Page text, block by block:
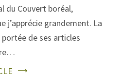
du Couvert boréal,
j’apprécie grandement. La
de ses articles